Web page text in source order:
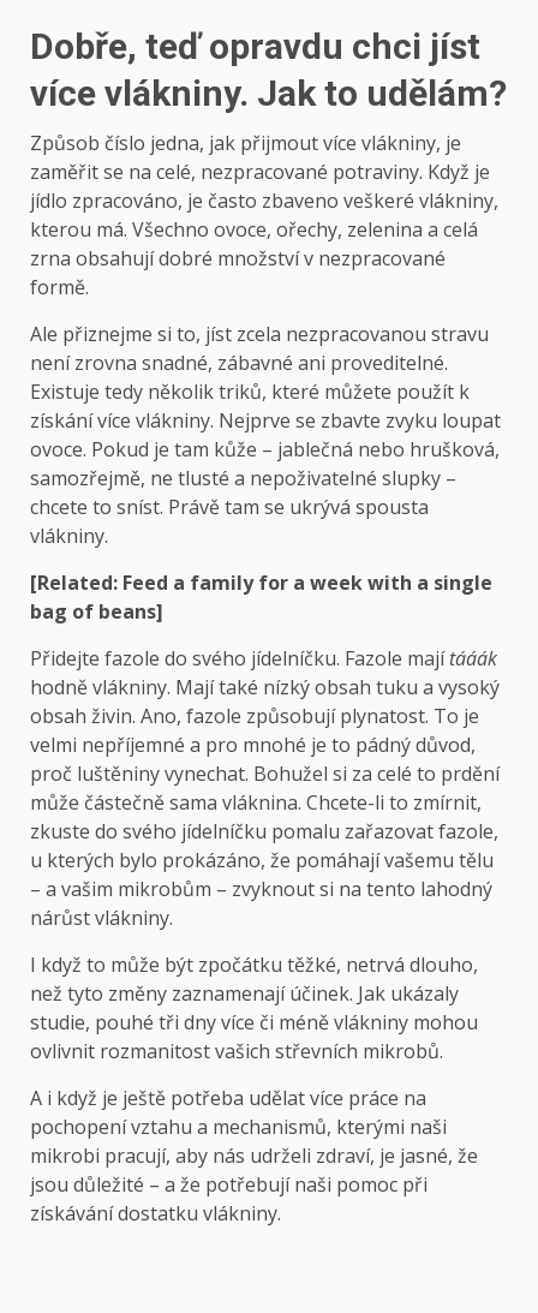
Dobře, teď opravdu chci jíst
více vlákniny. Jak to udělám?
Způsob číslo jedna, jak přijmout více vlákniny, je
zaměřit se na celé, nezpracované potraviny. Když je
jídlo zpracováno, je často zbaveno veškeré vlákniny,
kterou má. Všechno ovoce, ořechy, zelenina a celá
zrna obsahují dobré množství v nezpracované
formě.
Ale přiznejme si to, jíst zcela nezpracovanou stravu
není zrovna snadné, zábavné ani proveditelné.
Existuje tedy několik triků, které můžete použít k
získání více vlákniny. Nejprve se zbavte zvyku loupat
ovoce. Pokud je tam kůže – jablečná nebo hrušková,
samozřejmě, ne tlusté a nepoživatelné slupky –
chcete to sníst. Právě tam se ukrývá spousta
vlákniny.
[Related: Feed a family for a week with a single
bag of beans]
Přidejte fazole do svého jídelníčku. Fazole majítááák
hodně vlákniny. Mají také nízký obsah tuku a vysoký
obsah živin. Ano, fazole způsobují plynatost. To je
velmi nepříjemné a pro mnohé je to pádný důvod,
proč luštěniny vynechat. Bohužel si za celé to prdění
může částečně sama vláknina. Chcete-li to zmírnit,
zkuste do svého jídelníčku pomalu zařazovat fazole,
u kterých bylo prokázáno, že pomáhají vašemu tělu
– a vašim mikrobům – zvyknout si na tento lahodný
nárůst vlákniny.
I když to může být zpočátku těžké, netrvá dlouho,
než tyto změny zaznamenají účinek. Jak ukázaly
studie, pouhé tři dny více či méně vlákniny mohou
ovlivnit rozmanitost vašich střevních mikrobů.
A i když je ještě potřeba udělat více práce na
pochopení vztahu a mechanismů, kterými naši
mikrobi pracují, aby nás udrželi zdraví, je jasné, že
jsou důležité – a že potřebují naši pomoc při
získávání dostatku vlákniny.